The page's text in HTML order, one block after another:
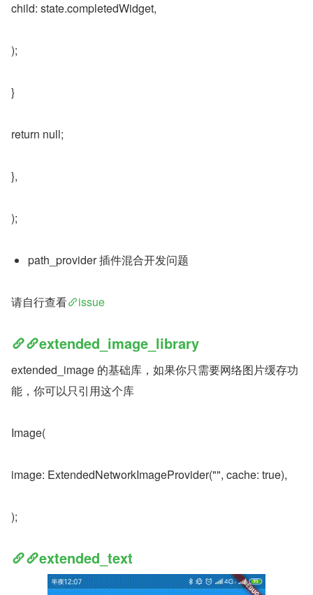
child: state.completedWidget,
);
}
return null;
},
);
path_provider 插件混合开发问题
请自行查看 issue
extended_image_library
extended_image 的基础库，如果你只需要网络图片缓存功
能，你可以只引用这个库
Image(
image: ExtendedNetworkImageProvider("", cache: true),
);
extended_text